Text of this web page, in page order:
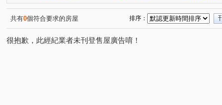
雅靜園大廈(1) 自由朗誦(1) 如意(1) 保泰路(1)
南台
美術東四路(1) 博愛二路(1) 三多二路(1)
橋新一路(1) 五和路(1) 和興街(1) 新昌街(1) 文天路
大連街(1) 美術東七街 (1) 啟昌街
共有0個符合要求的房屋 排序：
很抱歉，此經紀業者未刊登售屋廣告唷！